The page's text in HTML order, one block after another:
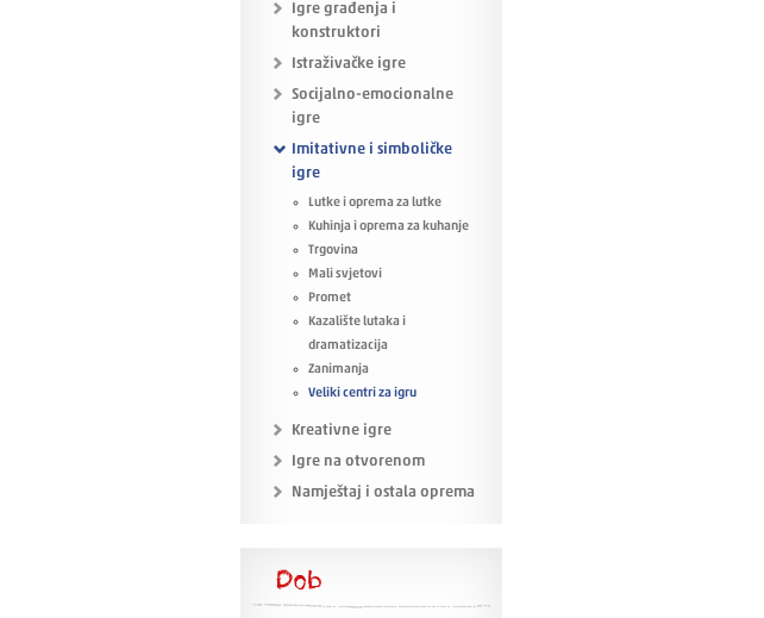
Igre građenja i
konstruktori
Istraživačke igre
Socijalno-emocionalne
igre
Imitativne i simboličke
igre
Lutke i oprema za lutke
Kuhinja i oprema za kuhanje
Trgovina
Mali svjetovi
Promet
Kazalište lutaka i
dramatizacija
Zanimanja
Veliki centri za igru
Kreativne igre
Igre na otvorenom
Namještaj i ostala oprema
Dob